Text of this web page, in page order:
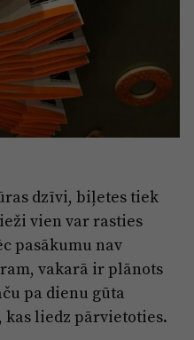
Iedvesmai nav vecuma
Vide
Kodols
Kontakti
Par laikrakstu
Ētikas kodekss
Lietošanas noteikumi
Pārredzamības paziņojumi
dzīvi, biļetes tiek
vien var rasties
pasākumu nav
vakarā ir plānots
pa dienu gūta
liedz pārvietoties.